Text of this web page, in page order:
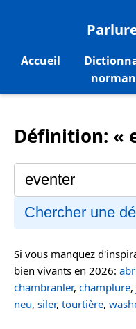
Accueil
Définition: «
Chercher une
Si vous manquez
bien vivants en 2026:
chambranler, champlure,
neu, siler, tourtière,